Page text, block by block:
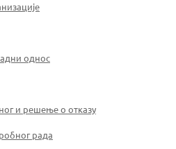
однос
и решење о отказу
рада